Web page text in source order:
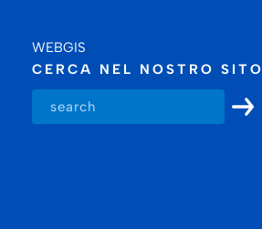
WEBGIS
CERCA NEL NOSTRO SITO